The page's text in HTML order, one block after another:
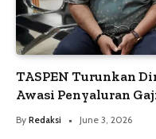
TASPEN Turunkan
Awasi Penyaluran
By Redaksi June 3, 2026